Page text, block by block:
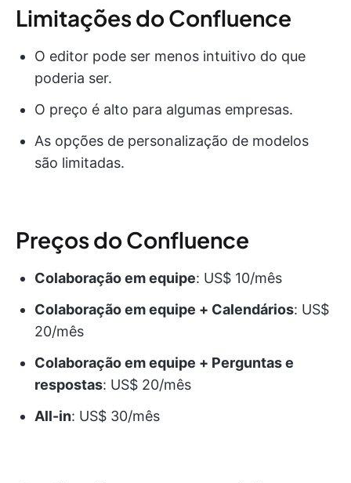
Limitações do Confluence
O editor pode ser menos intuitivo do que
poderia ser.
O preço é alto para algumas empresas.
As opções de personalização de modelos
são limitadas.
Preços do Confluence
Colaboração em equipe: US$ 10/mês
Colaboração em equipe + Calendários: US$
20/mês
Colaboração em equipe + Perguntas e
respostas: US$ 20/mês
All-in: US$ 30/mês